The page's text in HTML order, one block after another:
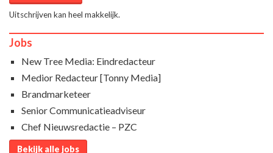
Uitschrijven kan heel makkelijk.
Jobs
New Tree Media: Eindredacteur
Medior Redacteur [Tonny Media]
Brandmarketeer
Senior Communicatieadviseur
Chef Nieuwsredactie – PZC
Bekijk alle jobs